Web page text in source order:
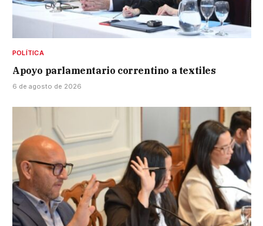
POLÍTICA
Apoyo parlamentario correntino a textiles
6 de agosto de 2026